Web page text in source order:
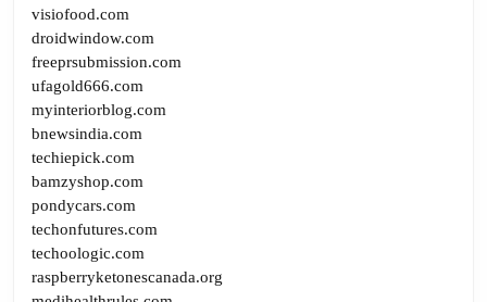
visiofood.com
droidwindow.com
freeprsubmission.com
ufagold666.com
myinteriorblog.com
bnewsindia.com
techiepick.com
bamzyshop.com
pondycars.com
techonfutures.com
techoologic.com
raspberryketonescanada.org